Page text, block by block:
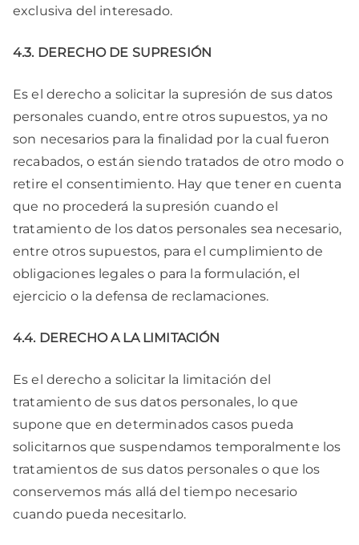
exclusiva del interesado.
4.3. DERECHO DE SUPRESIÓN
Es el derecho a solicitar la supresión de sus datos
personales cuando, entre otros supuestos, ya no
son necesarios para la finalidad por la cual fueron
recabados, o están siendo tratados de otro modo o
retire el consentimiento. Hay que tener en cuenta
que no procederá la supresión cuando el
tratamiento de los datos personales sea necesario,
entre otros supuestos, para el cumplimiento de
obligaciones legales o para la formulación, el
ejercicio o la defensa de reclamaciones.
4.4. DERECHO A LA LIMITACIÓN
Es el derecho a solicitar la limitación del
tratamiento de sus datos personales, lo que
supone que en determinados casos pueda
solicitarnos que suspendamos temporalmente los
tratamientos de sus datos personales o que los
conservemos más allá del tiempo necesario
cuando pueda necesitarlo.